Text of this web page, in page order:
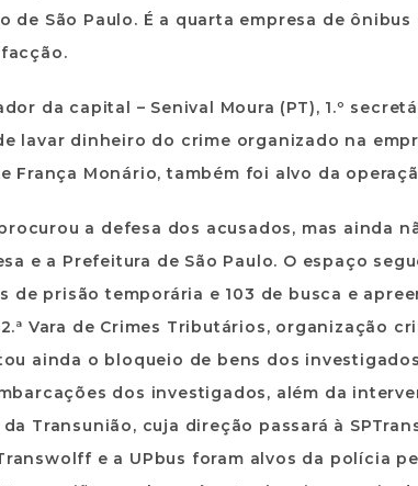
de São Paulo. É a quarta empresa de
da capital – Senival Moura (PT), 1.º
lavar dinheiro do crime organizado na
França Monário, também foi alvo da
a defesa dos acusados, mas ainda
e a Prefeitura de São Paulo. O espaço
de prisão temporária e 103 de busca e
Vara de Crimes Tributários, organização
ainda o bloqueio de bens dos investigados
dos investigados, além da
Transunião, cuja direção passará à
e a UPbus foram alvos da polícia